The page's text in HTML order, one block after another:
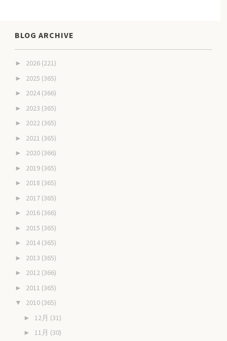
BLOG ARCHIVE
► 2026 (221)
► 2025 (365)
► 2024 (366)
► 2023 (365)
► 2022 (365)
► 2021 (365)
► 2020 (366)
► 2019 (365)
► 2018 (365)
► 2017 (365)
► 2016 (366)
► 2015 (365)
► 2014 (365)
► 2013 (365)
► 2012 (366)
► 2011 (365)
▼ 2010 (365)
► 12月 (31)
► 11月 (30)